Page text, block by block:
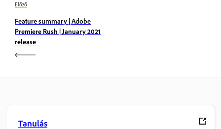
Előző
Feature summary | Adobe
Premiere Rush | January 2021
release
Tanulás